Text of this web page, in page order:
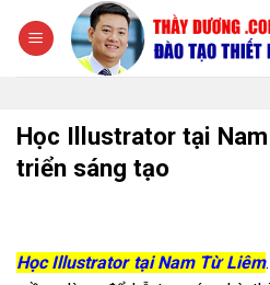
đến
Học Illustrator tại
triển sáng tạo
Học Illustrator tại Nam Từ Liêm